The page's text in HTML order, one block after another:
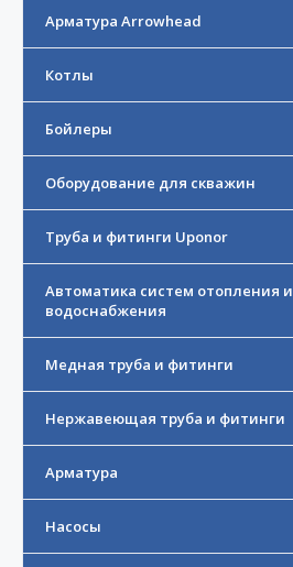
Арматура Arrowhead
Котлы
Бойлеры
Оборудование для скважин
Труба и фитинги Uponor
Автоматика систем отопления и
водоснабжения
Медная труба и фитинги
Нержавеющая труба и фитинги
Арматура
Насосы